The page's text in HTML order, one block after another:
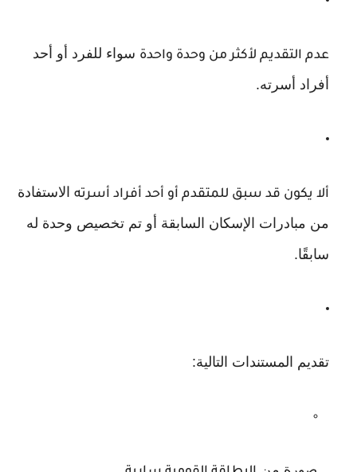
عدم التقديم لأكثر من وحدة واحدة سواء للفرد أو أحد
أفراد أسرته.
ألا يكون قد سبق للمتقدم أو أحد أفراد أسرته الاستفادة
من مبادرات الإسكان السابقة أو تم تخصيص وحدة له
سابقًا.
تقديم المستندات التالية: